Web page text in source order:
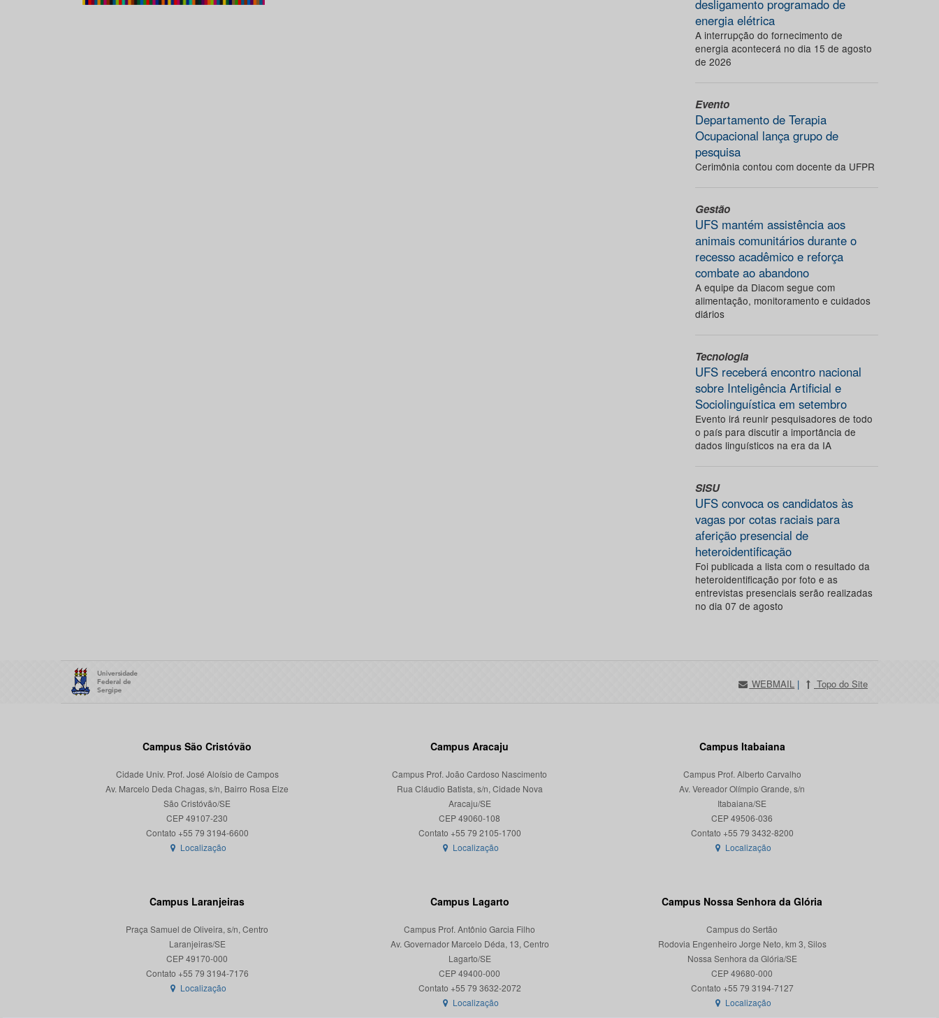
desligamento programado de
energia elétrica
A interrupção do fornecimento de
energia acontecerá no dia 15 de agosto
de 2026
Evento
Departamento de Terapia
Ocupacional lança grupo de
pesquisa
Cerimônia contou com docente da UFPR
Gestão
UFS mantém assistência aos
animais comunitários durante o
recesso acadêmico e reforça
combate ao abandono
A equipe da Diacom segue com
alimentação, monitoramento e cuidados
diários
Tecnologia
UFS receberá encontro nacional
sobre Inteligência Artificial e
Sociolinguística em setembro
Evento irá reunir pesquisadores de todo
o país para discutir a importância de
dados linguísticos na era da IA
SISU
UFS convoca os candidatos às
vagas por cotas raciais para
aferição presencial de
heteroidentificação
Foi publicada a lista com o resultado da
heteroidentificação por foto e as
entrevistas presenciais serão realizadas
no dia 07 de agosto
WEBMAIL | Topo do Site
Campus São Cristóvão
Cidade Univ. Prof. José Aloísio de Campos
Av. Marcelo Deda Chagas, s/n, Bairro Rosa Elze
São Cristóvão/SE
CEP 49107-230
Localização
Campus Aracaju
Campus Prof. João Cardoso Nascimento
Rua Cláudio Batista, s/n, Cidade Nova
Aracaju/SE
CEP 49060-108
Localização
Campus Itabaiana
Campus Prof. Alberto Carvalho
Av. Vereador Olímpio Grande, s/n
Itabaiana/SE
CEP 49506-036
Localização
Campus Laranjeiras
Praça Samuel de Oliveira, s/n, Centro
Laranjeiras/SE
CEP 49170-000
Localização
Campus Lagarto
Campus Prof. Antônio Garcia Filho
Av. Governador Marcelo Déda, 13, Centro
Lagarto/SE
CEP 49400-000
Localização
Campus Nossa Senhora da Glória
Campus do Sertão
Rodovia Engenheiro Jorge Neto, km 3, Silos
Nossa Senhora da Glória/SE
CEP 49680-000
Contato +55 79 3194-7127
Localização